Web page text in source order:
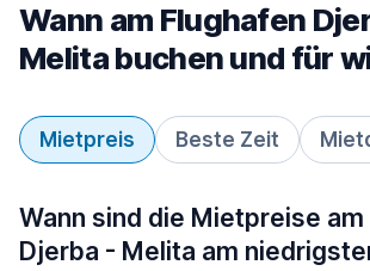
Wann am Flughafen
Melita buchen und für
Mietpreis Beste Zeit
Wann sind die Mietpreise am
Djerba - Melita am